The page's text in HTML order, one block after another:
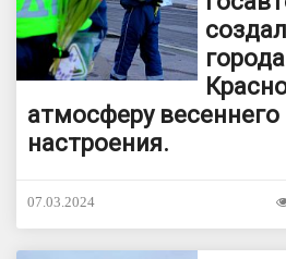
города
атмосферу весеннего
настроения.
07.03.2024